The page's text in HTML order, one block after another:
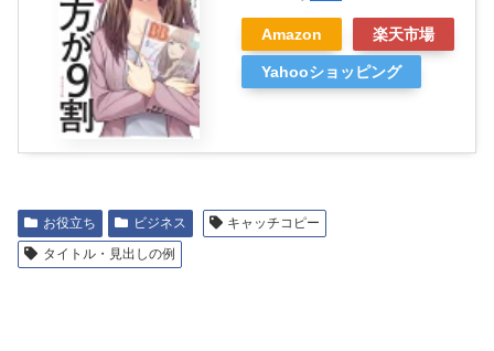
Amazon 楽天市場
Yahooショッピング
お役立ち ビジネス
キャッチコピー
タイトル・見出しの例